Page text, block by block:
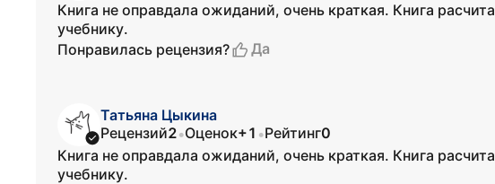
Книга не оправдала ожиданий, очень краткая. Книга
учебнику.
Понравилась рецензия?
Да
Татьяна Цыкина
Рецензий2•Оценок+1 •Рейтинг0
Книга не оправдала ожиданий, очень краткая. Книга
учебнику.